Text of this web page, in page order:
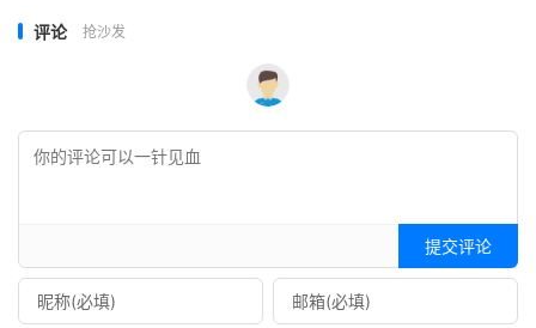
评论 抢沙发
提交评论